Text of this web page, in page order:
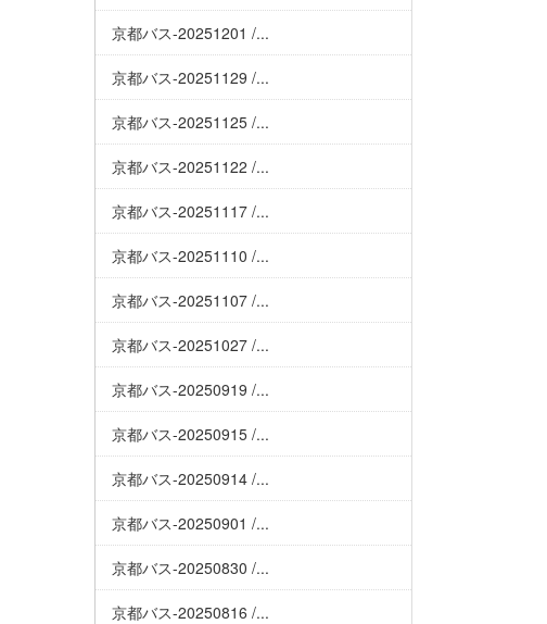
京都バス-20251201 /...
京都バス-20251129 /...
京都バス-20251125 /...
京都バス-20251122 /...
京都バス-20251117 /...
京都バス-20251110 /...
京都バス-20251107 /...
京都バス-20251027 /...
京都バス-20250919 /...
京都バス-20250915 /...
京都バス-20250914 /...
京都バス-20250901 /...
京都バス-20250830 /...
京都バス-20250816 /...